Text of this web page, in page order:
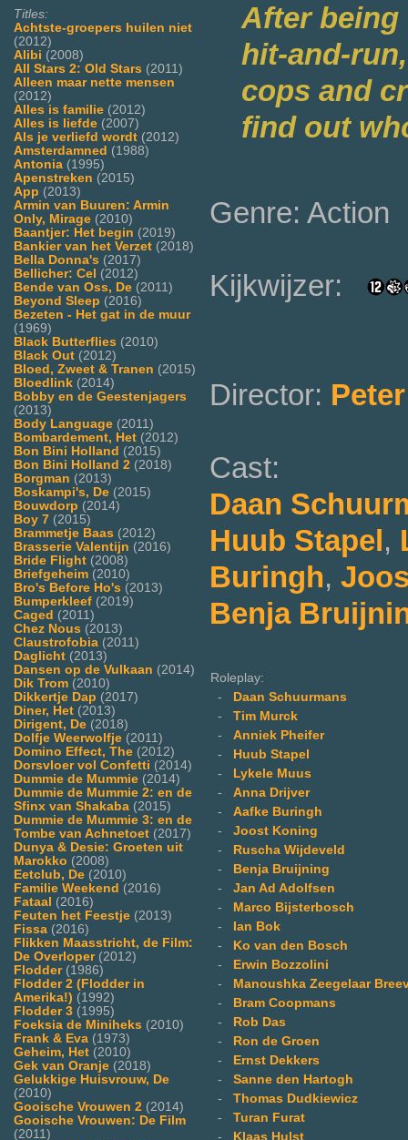
Titles:
Achtste-groepers huilen niet
(2012)
Alibi (2008)
All Stars 2: Old Stars (2011)
Alleen maar nette mensen
(2012)
Alles is familie (2012)
Alles is liefde (2007)
Als je verliefd wordt (2012)
Amsterdamned (1988)
Antonia (1995)
Apenstreken (2015)
App (2013)
Armin van Buuren: Armin
Only, Mirage (2010)
Baantjer: Het begin (2019)
Bankier van het Verzet (2018)
Bella Donna's (2017)
Bellicher: Cel (2012)
Bende van Oss, De (2011)
Beyond Sleep (2016)
Bezeten - Het gat in de muur
(1969)
Black Butterflies (2010)
Black Out (2012)
Bloed, Zweet & Tranen (2015)
Bloedlink (2014)
Bobby en de Geestenjagers
(2013)
Body Language (2011)
Bombardement, Het (2012)
Bon Bini Holland (2015)
Bon Bini Holland 2 (2018)
Borgman (2013)
Boskampi's, De (2015)
Bouwdorp (2014)
Boy 7 (2015)
Brammetje Baas (2012)
Brasserie Valentijn (2016)
Bride Flight (2008)
Briefgeheim (2010)
Bro's Before Ho's (2013)
Bumperkleef (2019)
Caged (2011)
Chez Nous (2013)
Claustrofobia (2011)
Daglicht (2013)
Dansen op de Vulkaan (2014)
Dik Trom (2010)
Dikkertje Dap (2017)
Diner, Het (2013)
Dirigent, De (2018)
Dolfje Weerwolfje (2011)
Domino Effect, The (2012)
Dorsvloer vol Confetti (2014)
Dummie de Mummie (2014)
Dummie de Mummie 2: en de
Sfinx van Shakaba (2015)
Dummie de Mummie 3: en de
Tombe van Achnetoet (2017)
Dunya & Desie: Groeten uit
Marokko (2008)
Eetclub, De (2010)
Familie Weekend (2016)
Fataal (2016)
Feuten het Feestje (2013)
Fissa (2016)
Flikken Maasstricht, de Film:
De Overloper(2012)
Flodder(1986)
Flodder 2 (Flodder in
Amerika!) (1992)
Flodder 3 (1995)
Foeksia de Miniheks (2010)
Frank & Eva (1973)
Geheim, Het (2010)
Gek van Oranje (2018)
Gelukkige Huisvrouw, De
(2010)
Gooische Vrouwen 2 (2014)
Gooische Vrouwen: De Film
(2011)
After being
hit-and-
cops and
find out
Genre: Action
Kijkwijzer:
Director:
Cast:
Daan
Huub Stapel,
Buringh,
Benja
Roleplay:
-
Daan Schuurmans
- Tim Murck
- Anniek Pheifer
-
Huub Stapel
-
Lykele Muus
- Anna Drijver
- Aafke Buringh
- Joost Koning
-
Ruscha Wijdeveld
-
Benja Bruijning
- Jan Ad Adolfsen
-
Marco Bijsterbosch
-
Ian Bok
-
Ko van den Bosch
-
Erwin Bozzolini
-
Manoushka Zeegelaar
-
Bram Coopmans
-
Rob Das
-
Ron de Groen
-
Ernst Dekkers
- Sanne den Hartogh
- Thomas Dudkiewicz
- Turan Furat
-
Klaas Hulst